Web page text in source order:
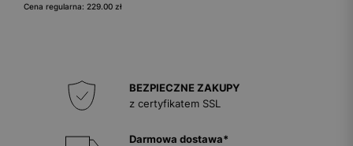
Cena regularna: 229.00 zł
BEZPIECZNE ZAKUPY
z certyfikatem SSL
Darmowa dostawa*